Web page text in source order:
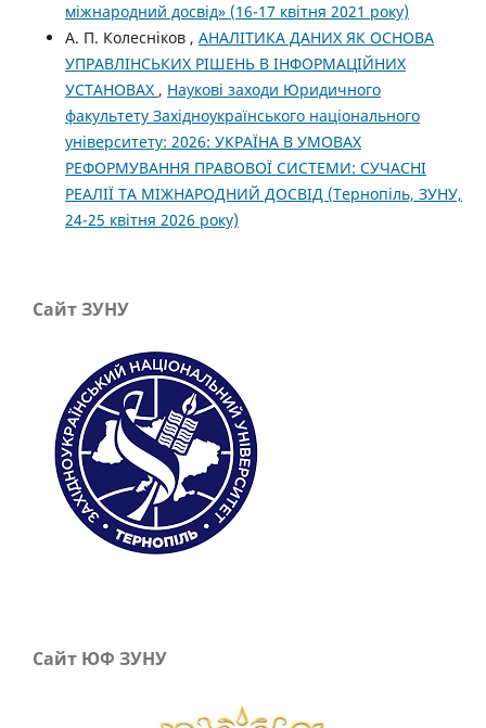
міжнародний досвід» (16-17 квітня 2021 року)
А. П. Колесніков , АНАЛІТИКА ДАНИХ ЯК ОСНОВА
УПРАВЛІНСЬКИХ РІШЕНЬ В ІНФОРМАЦІЙНИХ
УСТАНОВАХ , Наукові заходи Юридичного
факультету Західноукраїнського національного
університету: 2026: УКРАЇНА В УМОВАХ
РЕФОРМУВАННЯ ПРАВОВОЇ СИСТЕМИ: СУЧАСНІ
РЕАЛІЇ ТА МІЖНАРОДНИЙ ДОСВІД (Тернопіль, ЗУНУ,
24-25 квітня 2026 року)
Сайт ЗУНУ
Сайт ЮФ ЗУНУ